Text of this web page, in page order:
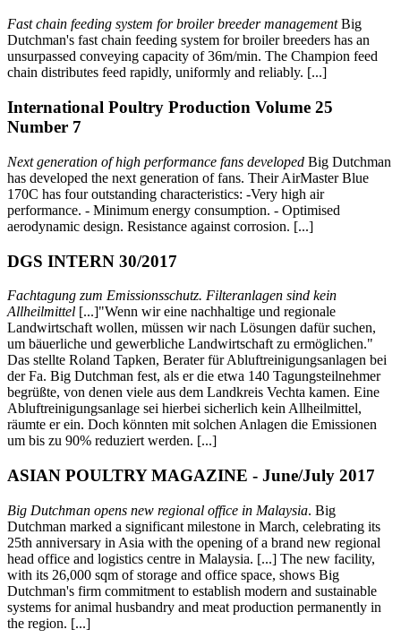
Fast chain feeding system for broiler breeder managementBig
Dutchman's fast chain feeding system for broiler breeders has an
unsurpassed conveying capacity of 36m/min. The Champion feed
chain distributes feed rapidly, uniformly and reliably. [...]
International Poultry Production Volume 25
Number 7
Next generation of high performance fans developed Big Dutchman
has developed the next generation of fans. Their AirMaster Blue
170C has four outstanding characteristics: -Very high air
performance. - Minimum energy consumption. - Optimised
aerodynamic design. Resistance against corrosion. [...]
DGS INTERN 30/2017
Fachtagung zum Emissionsschutz. Filteranlagen sind kein
Allheilmittel [...]"Wenn wir eine nachhaltige und regionale
Landwirtschaft wollen, müssen wir nach Lösungen dafür suchen,
um bäuerliche und gewerbliche Landwirtschaft zu ermöglichen."
Das stellte Roland Tapken, Berater für Abluftreinigungsanlagen bei
der Fa. Big Dutchman fest, als er die etwa 140 Tagungsteilnehmer
begrüßte, von denen viele aus dem Landkreis Vechta kamen. Eine
Abluftreinigungsanlage sei hierbei sicherlich kein Allheilmittel,
räumte er ein. Doch könnten mit solchen Anlagen die Emissionen
um bis zu 90% reduziert werden. [...]
ASIAN POULTRY MAGAZINE - June/July 2017
Big Dutchman opens new regional office in Malaysia. Big
Dutchman marked a significant milestone in March, celebrating its
25th anniversary in Asia with the opening of a brand new regional
head office and logistics centre in Malaysia. [...] The new facility,
with its 26,000 sqm of storage and office space, shows Big
Dutchman's firm commitment to establish modern and sustainable
systems for animal husbandry and meat production permanently in
the region. [...]